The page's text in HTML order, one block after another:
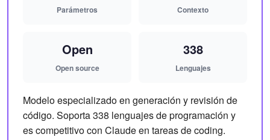
Parámetros Contexto
Open
Open source
338
Lenguajes
Modelo especializado en generación y revisión de
código. Soporta 338 lenguajes de programación y
es competitivo con Claude en tareas de coding.